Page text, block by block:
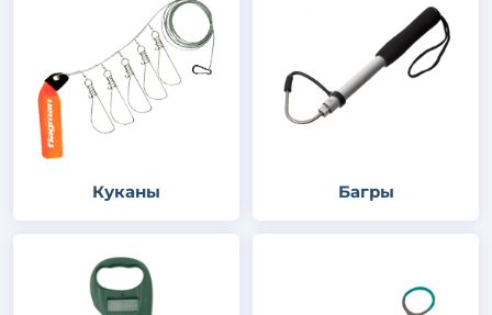
Куканы Багры